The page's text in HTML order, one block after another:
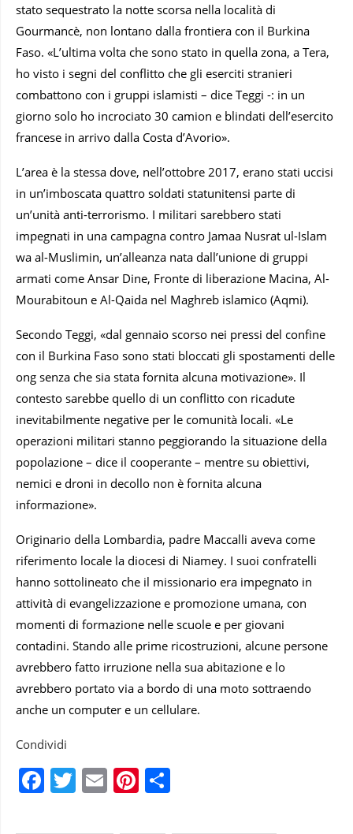
stato sequestrato la notte scorsa nella località di
Gourmancè, non lontano dalla frontiera con il Burkina
Faso. «L’ultima volta che sono stato in quella zona, a Tera,
ho visto i segni del conflitto che gli eserciti stranieri
combattono con i gruppi islamisti – dice Teggi -: in un
giorno solo ho incrociato 30 camion e blindati dell’esercito
francese in arrivo dalla Costa d’Avorio».
L’area è la stessa dove, nell’ottobre 2017, erano stati uccisi
in un’imboscata quattro soldati statunitensi parte di
un’unità anti-terrorismo. I militari sarebbero stati
impegnati in una campagna contro Jamaa Nusrat ul-Islam
wa al-Muslimin, un’alleanza nata dall’unione di gruppi
armati come Ansar Dine, Fronte di liberazione Macina, Al-
Mourabitoun e Al-Qaida nel Maghreb islamico (Aqmi).
Secondo Teggi, «dal gennaio scorso nei pressi del confine
con il Burkina Faso sono stati bloccati gli spostamenti delle
ong senza che sia stata fornita alcuna motivazione». Il
contesto sarebbe quello di un conflitto con ricadute
inevitabilmente negative per le comunità locali. «Le
operazioni militari stanno peggiorando la situazione della
popolazione – dice il cooperante – mentre su obiettivi,
nemici e droni in decollo non è fornita alcuna
informazione».
Originario della Lombardia, padre Maccalli aveva come
riferimento locale la diocesi di Niamey. I suoi confratelli
hanno sottolineato che il missionario era impegnato in
attività di evangelizzazione e promozione umana, con
momenti di formazione nelle scuole e per giovani
contadini. Stando alle prime ricostruzioni, alcune persone
avrebbero fatto irruzione nella sua abitazione e lo
avrebbero portato via a bordo di una moto sottraendo
anche un computer e un cellulare.
Condividi
Facebook
Twitter
EmailPinterest